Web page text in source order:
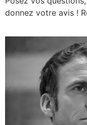
donnez votre avis !